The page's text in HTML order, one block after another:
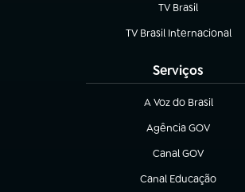
TV Brasil
(abre em nova aba)
TV Brasil Internacional
(abre em nova aba)
Serviços
A Voz do Brasil
(abre em nova aba)
Agência GOV
(abre em nova aba)
Canal GOV
(abre em nova aba)
Canal Educação
(abre em nova aba)